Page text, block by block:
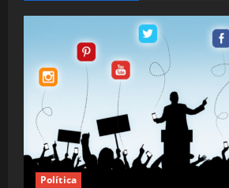
Política